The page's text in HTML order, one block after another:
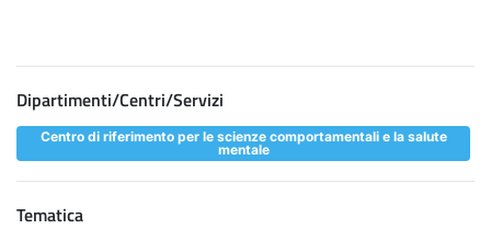
Dipartimenti/Centri/Servizi
Centro di riferimento per le scienze comportamentali e la salute
mentale
Tematica